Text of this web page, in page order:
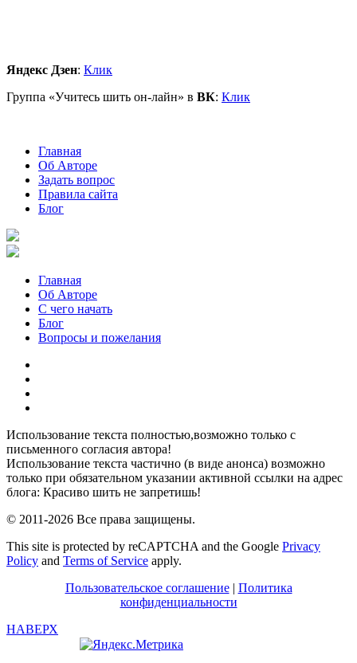
Яндекс Дзен: Клик
Группа «Учитесь шить он-лайн» в ВК: Клик
Главная
Об Авторе
Задать вопрос
Правила сайта
Блог
Главная
Об Авторе
С чего начать
Блог
Вопросы и пожелания
Использование текста полностью,возможно только с
письменного согласия автора!
Использование текста частично (в виде анонса) возможно
только при обязательном указании активной ссылки на адрес
блога: Красиво шить не запретишь!
© 2011-2026 Все права защищены.
This site is protected by reCAPTCHA and the Google Privacy
Policy and Terms of Service apply.
Пользовательское соглашение| Политика
конфиденциальности
НАВЕРХ